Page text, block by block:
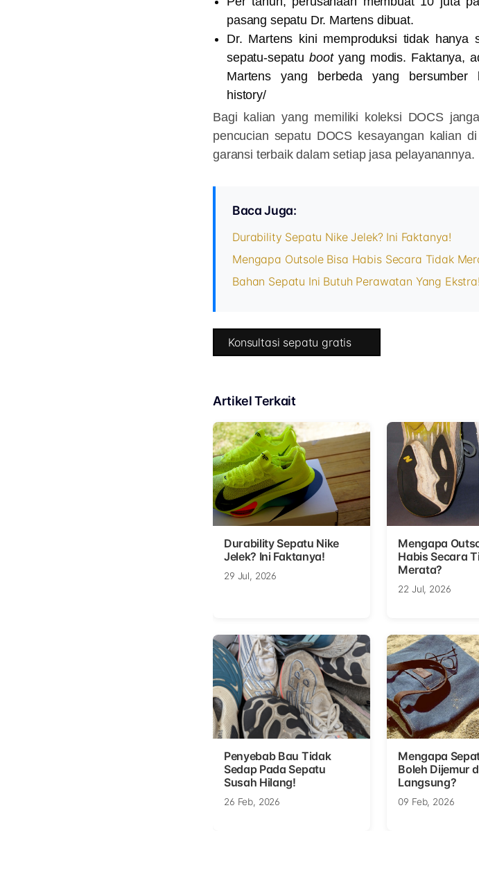
pasang sepatu Dr. Martens dibuat.
Dr. Martens kini memproduksi tidak hanya
sepatu-sepatubootyang modis. Faktanya,
Martens yang berbeda yang bersumber
history/
Bagi kalian yang memiliki koleksi DOCS
pencucian sepatu DOCS kesayangan kalian di
garansi terbaik dalam setiap jasa pelayanannya.
Baca Juga:
Durability Sepatu Nike Jelek? Ini Faktanya!
Mengapa Outsole Bisa Habis Secara Tidak
Bahan Sepatu Ini Butuh Perawatan Yang Ekstra!
Konsultasi sepatu gratis
Artikel Terkait
Durability Sepatu Nike
Jelek? Ini Faktanya!
29 Jul, 2026
Mengapa
Habis Secara
Merata?
22 Jul, 2026
Penyebab Bau Tidak
Sedap Pada Sepatu
Susah Hilang!
26 Feb, 2026
Mengapa
Boleh Dijemur
Langsung?
09 Feb, 2026